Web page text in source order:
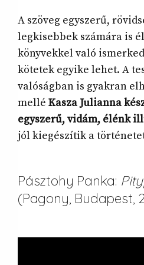
A szöveg egyszerű,
legkisebbek számára is
könyvekkel való
kötetek egyike lehet. A
valóságban is gyakran
mellé Kasza Julianna
egyszerű, vidám, élénk
jól kiegészítik a
Pásztohy Panka:
(Pagony, Budapest,